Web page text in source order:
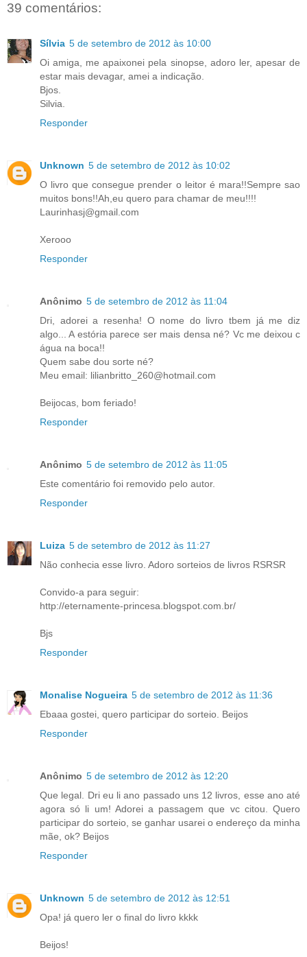
39 comentários:
Sílvia 5 de setembro de 2012 às 10:00
Oi amiga, me apaixonei pela sinopse, adoro ler, apesar de
estar mais devagar, amei a indicação.
Bjos.
Silvia.
Responder
Unknown 5 de setembro de 2012 às 10:02
O livro que consegue prender o leitor é mara!!Sempre sao
muitos bons!!Ah,eu quero para chamar de meu!!!!
Laurinhasj@gmail.com
Xerooo
Responder
Anônimo 5 de setembro de 2012 às 11:04
Dri, adorei a resenha! O nome do livro tbem já me diz
algo... A estória parece ser mais densa né? Vc me deixou c
água na boca!!
Quem sabe dou sorte né?
Meu email: lilianbritto_260@hotmail.com
Beijocas, bom feriado!
Responder
Anônimo 5 de setembro de 2012 às 11:05
Este comentário foi removido pelo autor.
Responder
Luiza 5 de setembro de 2012 às 11:27
Não conhecia esse livro. Adoro sorteios de livros RSRSR
Convido-a para seguir:
http://eternamente-princesa.blogspot.com.br/
Bjs
Responder
Monalise Nogueira 5 de setembro de 2012 às 11:36
Ebaaa gostei, quero participar do sorteio. Beijos
Responder
Anônimo 5 de setembro de 2012 às 12:20
Que legal. Dri eu li ano passado uns 12 livros, esse ano até
agora só li um! Adorei a passagem que vc citou. Quero
participar do sorteio, se ganhar usarei o endereço da minha
mãe, ok? Beijos
Responder
Unknown 5 de setembro de 2012 às 12:51
Opa! já quero ler o final do livro kkkk
Beijos!